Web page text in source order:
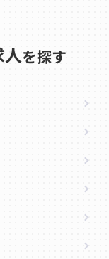
人を探す